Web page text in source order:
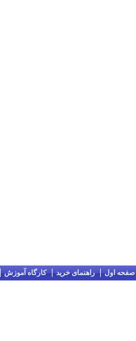
صفحه اول راهنمای خرید کارگاه آموزش